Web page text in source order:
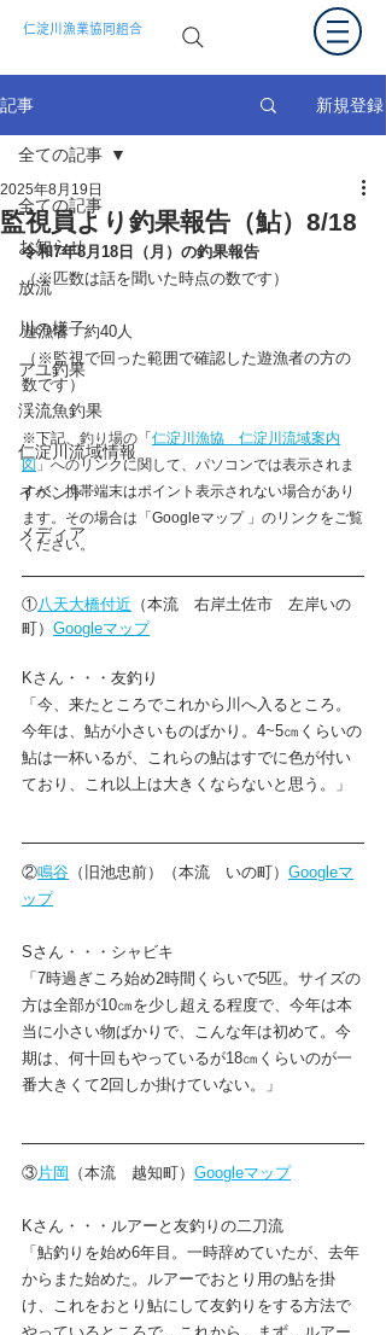
仁淀川漁業協同組合
記事 新規登録
全ての記事
お知らせ
放流
川の様子
アユ釣果
渓流魚釣果
仁淀川流域情報
イベント
メディア
全ての記事
監視員より釣果報告（鮎）8/18
2025年8月19日
令和7年8月18 日（月）の釣果報告
（※匹数は話を聞いた時点の数です）
遊漁者　約40人
（※監視で回った範囲で確認した遊漁者の方の
数です）
※下記、 釣り場の 「 仁淀川漁協　仁淀川流域案内
図」へのリンクに関して、パソコンでは表示されま
すが、携帯端末はポイント表示されない場合があり
ます。その場合は「Googleマップ 」のリンクをご覧
ください。
①八天大橋付近 （本流　右岸土佐市　左岸いの
町） Googleマップ
Kさん・・・友釣り
「今、来たところでこれから川へ入るところ。
今年は、鮎が小さいものばかり。4~5㎝くらいの
鮎は一杯いるが、これらの鮎はすでに色が付い
ており、これ以上は大きくならないと思う。」
②鳴谷 （旧池忠前）（本流　いの町） Googleマ
ップ
Sさん・・・シャビキ
「7時過ぎころ始め2時間くらいで5匹。サイズの
方は全部が10㎝を少し超える程度で、今年は本
当に小さい物ばかりで、こんな年は初めて。今
期は、何十回もやっているが18㎝くらいのが一
番大きくて2回しか掛けていない。」
③片岡 （本流　越知町） Googleマップ
Kさん・・・ルアーと友釣りの二刀流
「鮎釣りを始め6年目。一時辞めていたが、去年
からまた始めた。ルアーでおとり用の鮎を掛
け、これをおとり鮎にして友釣りをする方法で